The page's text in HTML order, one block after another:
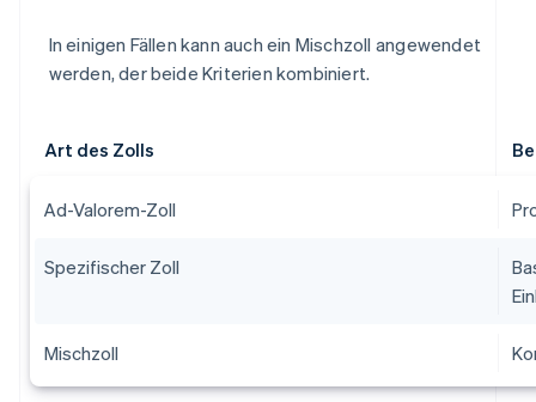
In einigen Fällen kann auch ein Mischzoll angewendet
werden, der beide Kriterien kombiniert.
Art des Zolls
Ad-Valorem-Zoll
Spezifischer Zoll
Mischzoll